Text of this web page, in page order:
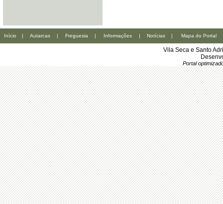
Início | Autarcas | Freguesia | Informações | Notícias | Mapa do Portal
Vila Seca e Santo
Portal